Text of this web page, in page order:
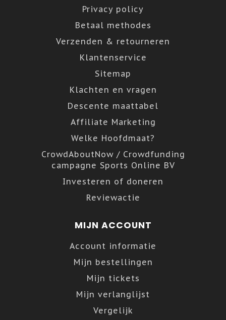
Privacy policy
Betaal methodes
Verzenden & retourneren
Klantenservice
Sitemap
Klachten en vragen
Descente maattabel
Affiliate Marketing
Welke Hoofdmaat?
CrowdAboutNow / Crowdfunding
campagne Sports Online BV
Investeren of doneren
Reviewactie
MIJN ACCOUNT
Account informatie
Mijn bestellingen
Mijn tickets
Mijn verlanglijst
Vergelijk